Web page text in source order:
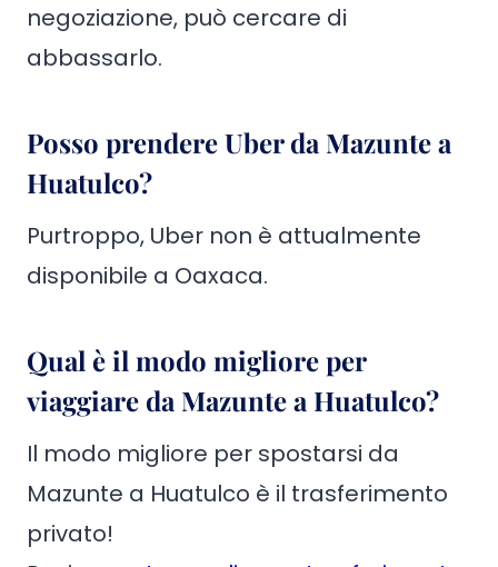
negoziazione, può cercare di
abbassarlo.
Posso prendere Uber da Mazunte a
Huatulco?
Purtroppo, Uber non è attualmente
disponibile a Oaxaca.
Qual è il modo migliore per
viaggiare da Mazunte a Huatulco?
Il modo migliore per spostarsi da
Mazunte a Huatulco è il trasferimento
privato!